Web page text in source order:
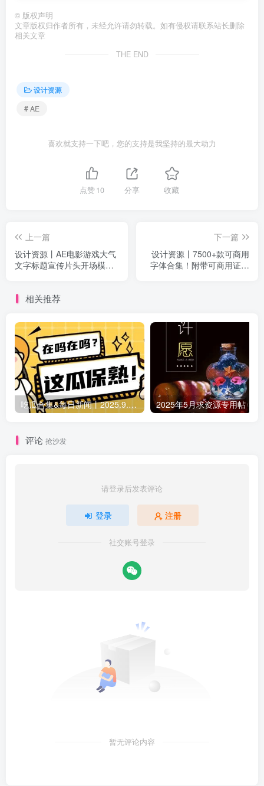
© 版权声明
文章版权归作者所有，未经允许请勿转载。如有侵权请联系站长删除
相关文章
THE END
设计资源
# AE
喜欢就支持一下吧，您的支持是我坚持的最大动力
点赞10 分享 收藏
上一篇
设计资源丨AE电影游戏大气
文字标题宣传片头开场模版
下一篇
设计资源丨7500+款可商用
字体合集！附带可商用证明
相关推荐
吃瓜合集&每日新闻丨2025.9.5 日更新（作者失业期间随缘更新） 2025年5月求资源专用帖
评论 抢沙发
请登录后发表评论
登录 注册
社交账号登录
暂无评论内容